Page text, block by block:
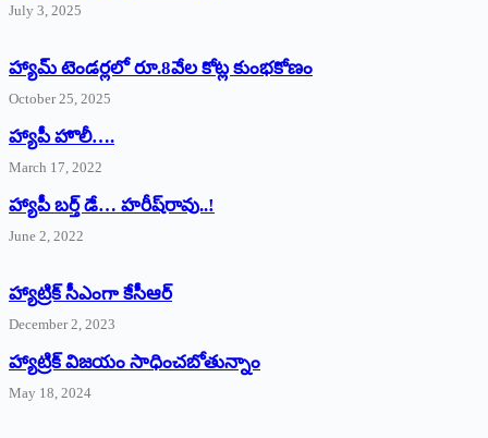
July 3, 2025
హ్యామ్‌ ‌టెండర్లలో రూ.8వేల కోట్ల కుంభకోణం
October 25, 2025
హ్యాపీ హొలీ….
March 17, 2022
హ్యాపీ బర్త్ ‌డే… హరీష్‌రావు..!
June 2, 2022
హ్యాట్రిక్‌ ‌సీఎంగా కేసీఆర్‌
December 2, 2023
హ్యాట్రిక్‌ విజయం సాధించబోతున్నాం
May 18, 2024